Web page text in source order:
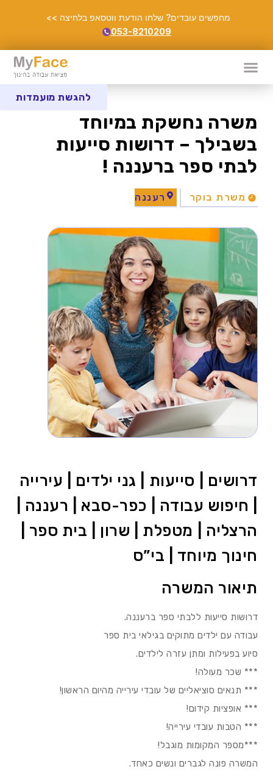
מחפשים עובדים? שלחו הודעת ווטסאפ בלחיצה >>
053-8210209
משרה נחשקת במיוחד
בשבילך – דרושות סייעות
לבתי ספר ברעננה !
משרת בוקר רעננה
להגשת מועמדות
דרושים | סייעות | גני ילדים | עירייה
| חיפוש עבודה | כפר-סבא | רעננה |
הרצליה | מטפלת | שרון | בית ספר |
חינוך מיוחד | בי”ס
תיאור המשרה
דרושות סייעות ללבתי ספר ברעננה.
עבודה עם ילדים מתוקים בגילאי בית ספר
סיוע בפעילות ומתן עזרה לילדים.
*** שכר מעולה!
*** תנאים סוציאליים של עובדי עירייה מהיום הראשון!
*** אופציות קידום!
*** הטבות עובדי עירייה!
***מספר המקומות מוגבל!
המשרה פונה לגברים ונשים כאחד.